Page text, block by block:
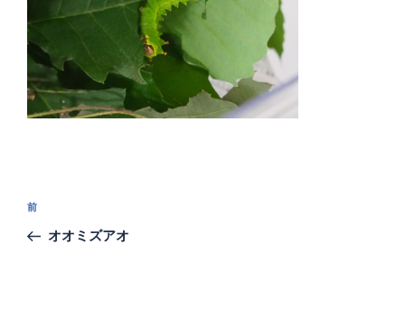
投
ナ
過
去
前
オオミズアオ